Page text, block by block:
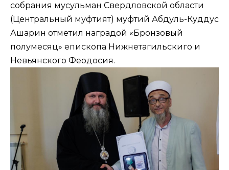
собрания мусульман Свердловской области
(Центральный муфтият) муфтий Абдуль-Куддус
Ашарин отметил наградой «Бронзовый
полумесяц» епископа Нижнетагильскиго и
Невьянского Феодосия.